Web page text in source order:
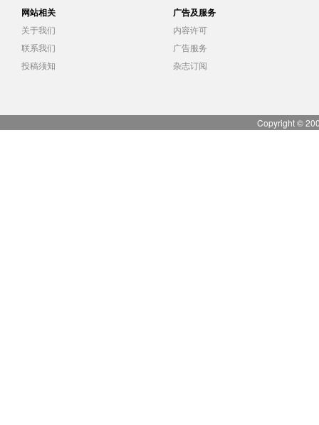
网站相关
关于我们
联系我们
投稿须知
广告及服务
内容许可
广告服务
杂志订阅
Copyright ©